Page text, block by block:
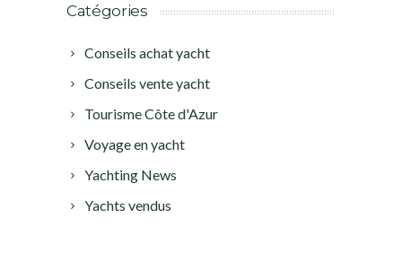
Catégories
Conseils achat yacht
Conseils vente yacht
Tourisme Côte d'Azur
Voyage en yacht
Yachting News
Yachts vendus